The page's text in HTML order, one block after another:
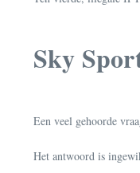
Sky
Een veel gehoorde
Het antwoord is